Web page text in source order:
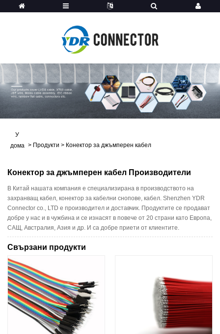
У
дома > Продукти > Конектор за джъмперен кабел
Конектор за джъмперен кабел Производители
В Китай нашата компания е специализирана в производството на
захранващ кабел, конектор за кабелни снопове, кабел. Shenzhen YDR
Connector co., LTD е производител и доставчик. Продуктите се продават
добре у нас и в чужбина и се изнасят в повече от 20 страни като Европа,
САЩ, Австралия, Азия и др. И са добре приети от клиентите.
Свързани продукти